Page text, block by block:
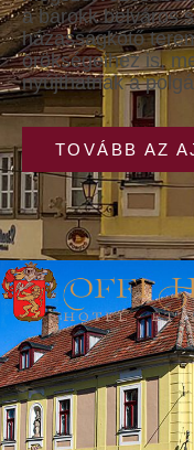
a barokk belváros
házasságkötő
örökségeihez is,
nyújthatnak a
TOVÁBB AZ